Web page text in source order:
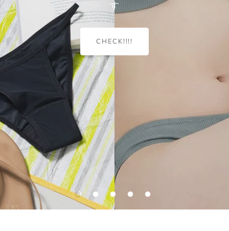
す
CHECK!!!!
堂々、見えてもおしゃれ♪
＼ちょうどいいが見つかる／
涼インナー
選べる型・着丈・素材・サイズ
小胸でも、谷間は作れる。4つのサイズから選ぶだけ！
Dramatical Bra 003
諦めていた谷間ができるブラ
＼重さたったの50グラム！／
透け感ブラレット
軽くて涼しいノーブラ感覚ブラ